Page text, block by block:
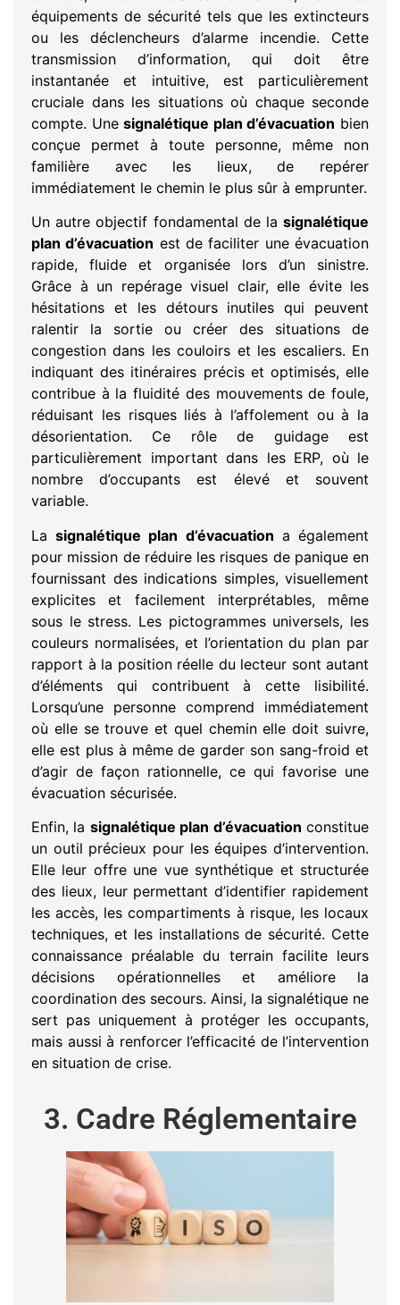
équipements de sécurité tels que les extincteurs
ou les déclencheurs d’alarme incendie. Cette
transmission d’information, qui doit être
instantanée et intuitive, est particulièrement
cruciale dans les situations où chaque seconde
compte. Unesignalétique plan d’évacuation bien
conçue permet à toute personne, même non
familière avec les lieux, de repérer
immédiatement le chemin le plus sûr à emprunter.
Un autre objectif fondamental de la signalétique
plan d’évacuation est de faciliter une évacuation
rapide, fluide et organisée lors d’un sinistre.
Grâce à un repérage visuel clair, elle évite les
hésitations et les détours inutiles qui peuvent
ralentir la sortie ou créer des situations de
congestion dans les couloirs et les escaliers. En
indiquant des itinéraires précis et optimisés, elle
contribue à la fluidité des mouvements de foule,
réduisant les risques liés à l’affolement ou à la
désorientation. Ce rôle de guidage est
particulièrement important dans les ERP, où le
nombre d’occupants est élevé et souvent
variable.
Lasignalétique plan d’évacuation a également
pour mission de réduire les risques de panique en
fournissant des indications simples, visuellement
explicites et facilement interprétables, même
sous le stress. Les pictogrammes universels, les
couleurs normalisées, et l’orientation du plan par
rapport à la position réelle du lecteur sont autant
d’éléments qui contribuent à cette lisibilité.
Lorsqu’une personne comprend immédiatement
où elle se trouve et quel chemin elle doit suivre,
elle est plus à même de garder son sang-froid et
d’agir de façon rationnelle, ce qui favorise une
évacuation sécurisée.
Enfin, la signalétique plan d’évacuation constitue
un outil précieux pour les équipes d’intervention.
Elle leur offre une vue synthétique et structurée
des lieux, leur permettant d’identifier rapidement
les accès, les compartiments à risque, les locaux
techniques, et les installations de sécurité. Cette
connaissance préalable du terrain facilite leurs
décisions opérationnelles et améliore la
coordination des secours. Ainsi, la signalétique ne
sert pas uniquement à protéger les occupants,
mais aussi à renforcer l’efficacité de l’intervention
en situation de crise.
3. Cadre Réglementaire